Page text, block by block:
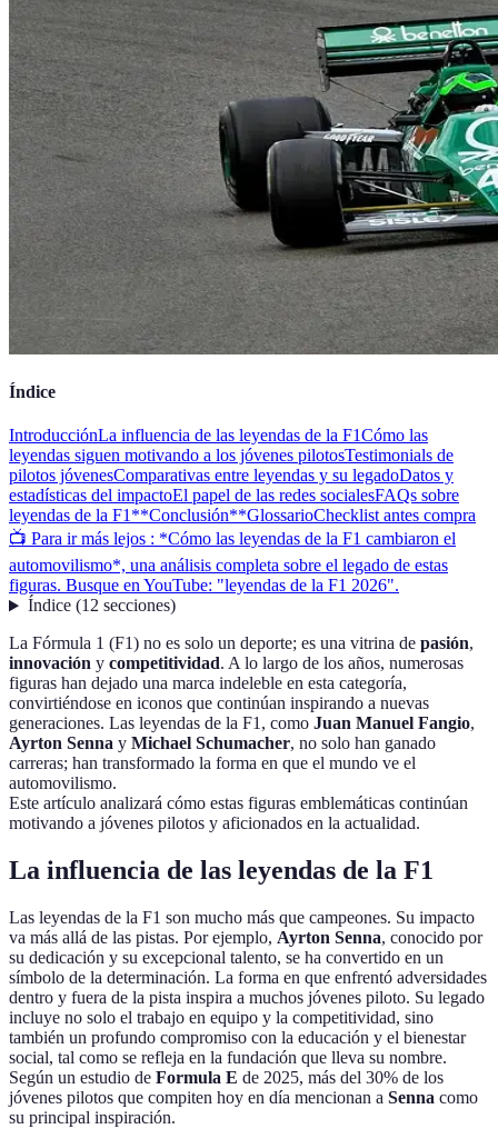
Índice
IntroducciónLa influencia de las leyendas de la F1Cómo las
leyendas siguen motivando a los jóvenes pilotosTestimonials de
pilotos jóvenesComparativas entre leyendas y su legadoDatos y
estadísticas del impactoEl papel de las redes socialesFAQs sobre
leyendas de la F1**Conclusión**GlossarioChecklist antes compra
📺 Para ir más lejos : *Cómo las leyendas de la F1 cambiaron el
automovilismo*, una análisis completa sobre el legado de estas
figuras. Busque en YouTube: "leyendas de la F1 2026".
Índice(12 secciones)
La Fórmula 1 (F1) no es solo un deporte; es una vitrina de pasión,
innovación y competitividad. A lo largo de los años, numerosas
figuras han dejado una marca indeleble en esta categoría,
convirtiéndose en iconos que continúan inspirando a nuevas
generaciones. Las leyendas de la F1, como Juan Manuel Fangio,
Ayrton Senna y Michael Schumacher, no solo han ganado
carreras; han transformado la forma en que el mundo ve el
automovilismo.
Este artículo analizará cómo estas figuras emblemáticas continúan
motivando a jóvenes pilotos y aficionados en la actualidad.
La influencia de las leyendas de la F1
Las leyendas de la F1 son mucho más que campeones. Su impacto
va más allá de las pistas. Por ejemplo, Ayrton Senna, conocido por
su dedicación y su excepcional talento, se ha convertido en un
símbolo de la determinación. La forma en que enfrentó adversidades
dentro y fuera de la pista inspira a muchos jóvenes piloto. Su legado
incluye no solo el trabajo en equipo y la competitividad, sino
también un profundo compromiso con la educación y el bienestar
social, tal como se refleja en la fundación que lleva su nombre.
Según un estudio de Formula E de 2025, más del 30% de los
jóvenes pilotos que compiten hoy en día mencionan a Senna como
su principal inspiración.